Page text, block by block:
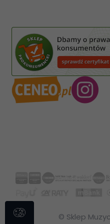
08 1140 2004
© Sklep